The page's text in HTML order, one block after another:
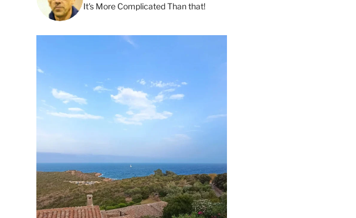
It's More Complicated Than that!